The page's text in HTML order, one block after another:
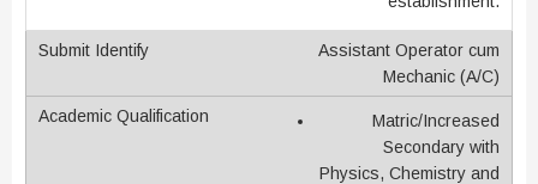
Assistant Operator cum
Mechanic (A/C)
Matric/Increased
Secondary with
Physics, Chemistry and